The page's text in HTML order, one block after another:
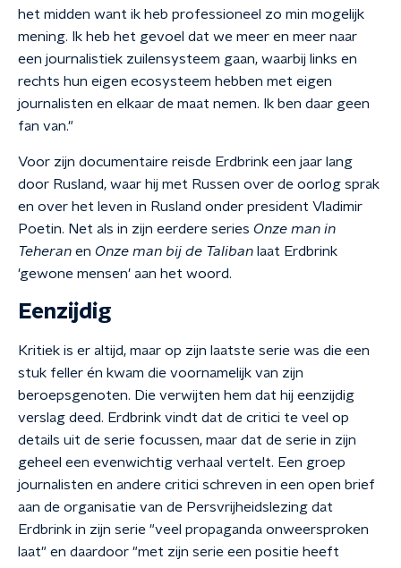
het midden want ik heb professioneel zo min mogelijk
mening. Ik heb het gevoel dat we meer en meer naar
een journalistiek zuilensysteem gaan, waarbij links en
rechts hun eigen ecosysteem hebben met eigen
journalisten en elkaar de maat nemen. Ik ben daar geen
fan van."
Voor zijn documentaire reisde Erdbrink een jaar lang
door Rusland, waar hij met Russen over de oorlog sprak
en over het leven in Rusland onder president Vladimir
Poetin. Net als in zijn eerdere series Onze man in
Teheran en Onze man bij de Taliban laat Erdbrink
'gewone mensen' aan het woord.
Eenzijdig
Kritiek is er altijd, maar op zijn laatste serie was die een
stuk feller én kwam die voornamelijk van zijn
beroepsgenoten. Die verwijten hem dat hij eenzijdig
verslag deed. Erdbrink vindt dat de critici te veel op
details uit de serie focussen, maar dat de serie in zijn
geheel een evenwichtig verhaal vertelt. Een groep
journalisten en andere critici schreven in een open brief
aan de organisatie van de Persvrijheidslezing dat
Erdbrink in zijn serie "veel propaganda onweersproken
laat" en daardoor "met zijn serie een positie heeft